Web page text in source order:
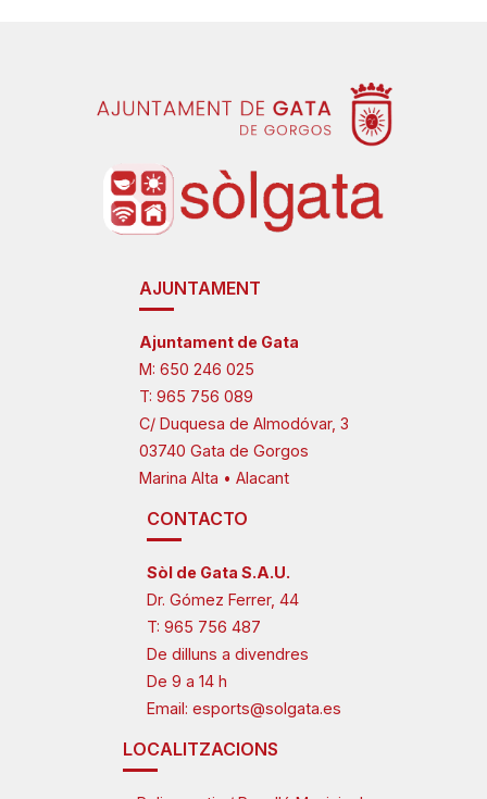
AJUNTAMENT
Ajuntament de Gata
M: 650 246 025
T: 965 756 089
C/ Duquesa de Almodóvar, 3
03740 Gata de Gorgos
Marina Alta • Alacant
CONTACTO
Sòl de Gata S.A.U.
Dr. Gómez Ferrer, 44
T: 965 756 487
De dilluns a divendres
De 9 a 14 h
Email: esports@solgata.es
LOCALITZACIONS